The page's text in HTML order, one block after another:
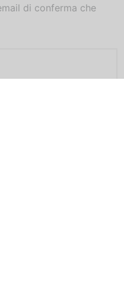
di conferma che